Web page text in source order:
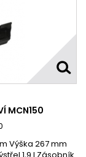
MCN150
Výška 267 mm